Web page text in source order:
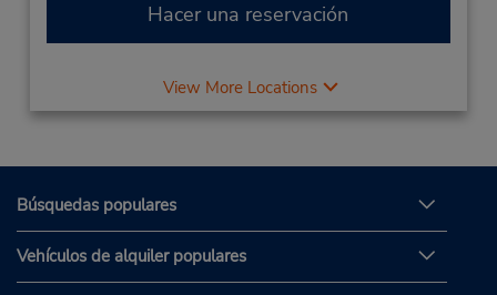
Hacer una reservación
View More Locations
Búsquedas populares
Vehículos de alquiler populares